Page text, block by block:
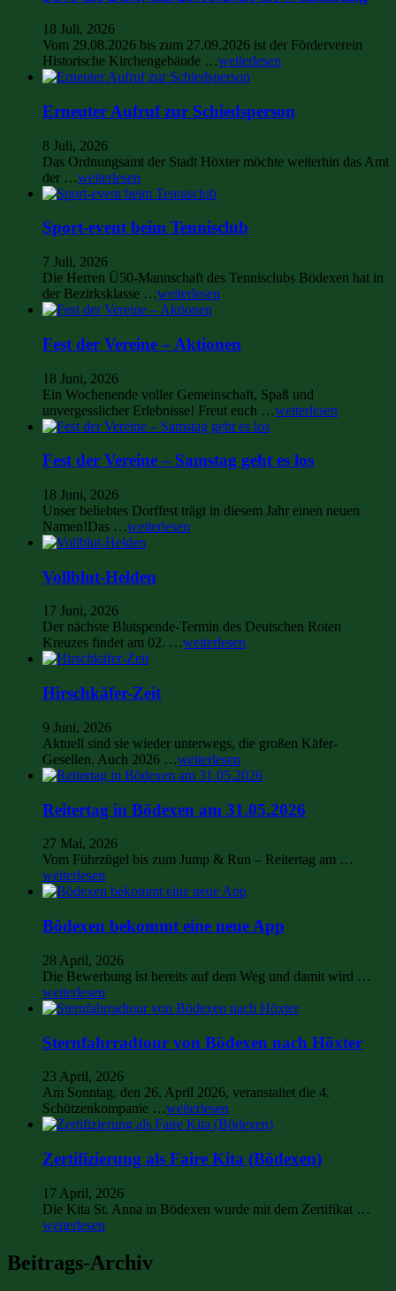
18 Juli, 2026
Vom 29.08.2026 bis zum 27.09.2026 ist der Förderverein
Historische Kirchengebäude …weiterlesen
Erneuter Aufruf zur Schiedsperson
8 Juli, 2026
Das Ordnungsamt der Stadt Höxter möchte weiterhin das Amt
der …weiterlesen
Sport-event beim Tennisclub
7 Juli, 2026
Die Herren Ü50-Mannschaft des Tennisclubs Bödexen hat in
der Bezirksklasse …weiterlesen
Fest der Vereine – Aktionen
18 Juni, 2026
Ein Wochenende voller Gemeinschaft, Spaß und
unvergesslicher Erlebnisse! Freut euch …weiterlesen
Fest der Vereine – Samstag geht es los
18 Juni, 2026
Unser beliebtes Dorffest trägt in diesem Jahr einen neuen
Namen!Das …weiterlesen
Vollblut-Helden
17 Juni, 2026
Der nächste Blutspende-Termin des Deutschen Roten
Kreuzes findet am 02. …weiterlesen
Hirschkäfer-Zeit
9 Juni, 2026
Aktuell sind sie wieder unterwegs, die großen Käfer-
Gesellen. Auch 2026 …weiterlesen
Reitertag in Bödexen am 31.05.2026
27 Mai, 2026
Vom Führzügel bis zum Jump & Run – Reitertag am …
weiterlesen
Bödexen bekommt eine neue App
28 April, 2026
Die Bewerbung ist bereits auf dem Weg und damit wird …
weiterlesen
Sternfahrradtour von Bödexen nach Höxter
23 April, 2026
Am Sonntag, den 26. April 2026, veranstaltet die 4.
Schützenkompanie …weiterlesen
Zertifizierung als Faire Kita (Bödexen)
17 April, 2026
Die Kita St. Anna in Bödexen wurde mit dem Zertifikat …
weiterlesen
Beitrags-Archiv